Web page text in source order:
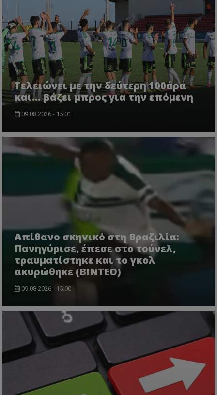
Τελειώνει με την δεύτερη 100άρα
και... βάζει μπρος για την επόμενη
09.08.2026 - 15:01
Απίθανο σκηνικό στη Βραζιλία:
Πανηγύρισε, έπεσε στο τούνελ,
τραυματίστηκε και το γκολ
ακυρώθηκε (BINTEO)
09.08.2026 - 15:00